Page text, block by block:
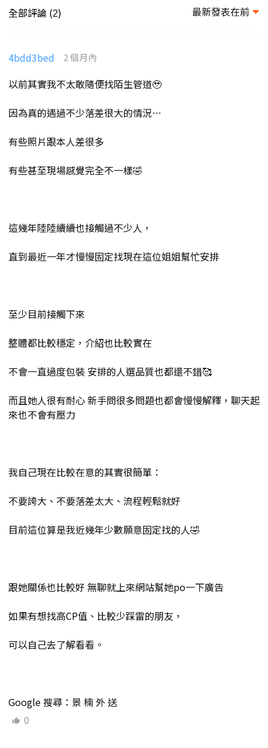
全部評論 (2) 最新發表在前
4bdd3bed 2 個月內
以前其實我不太敢隨便找陌生管道🥹
因為真的遇過不少落差很大的情況…
有些照片跟本人差很多
有些甚至現場感覺完全不一樣🤣
這幾年陸陸續續也接觸過不少人，
直到最近一年才慢慢固定找現在這位姐姐幫忙安排
至少目前接觸下來
整體都比較穩定，介紹也比較實在
不會一直過度包裝 安排的人選品質也都還不錯🥰
而且她人很有耐心 新手問很多問題也都會慢慢解釋，聊天起
來也不會有壓力
我自己現在比較在意的其實很簡單：
不要誇大、不要落差太大、流程輕鬆就好
目前這位算是我近幾年少數願意固定找的人🤣
跟她關係也比較好 無聊就上來網站幫她po一下廣告
如果有想找高CP值、比較少踩雷的朋友，
可以自己去了解看看。
Google 搜尋：景 楠 外 送
0